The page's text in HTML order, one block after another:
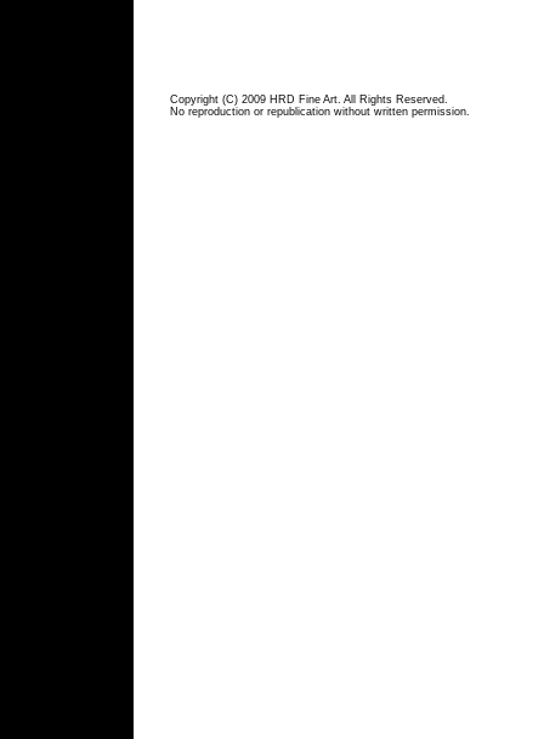
Copyright (C) 2009 HRD Fine Art. All Rights Reserved.
No reproduction or republication without written permission.